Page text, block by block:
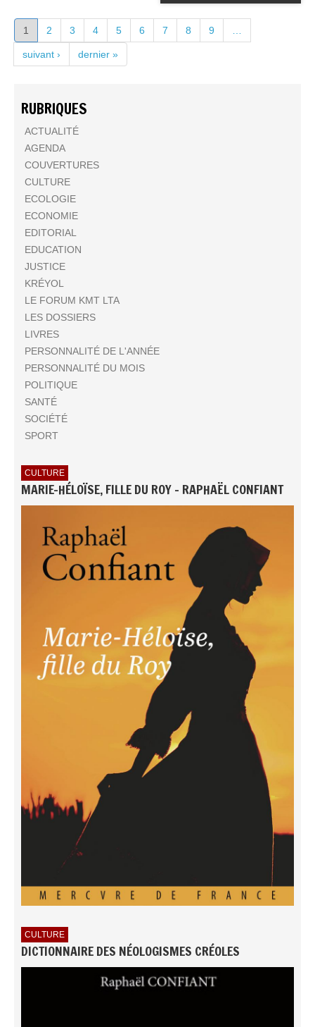
PAGES
1 2 3 4 5 6 7 8 9
suivant › dernier »
RUBRIQUES
ACTUALITÉ
AGENDA
COUVERTURES
CULTURE
ECOLOGIE
ECONOMIE
EDITORIAL
EDUCATION
JUSTICE
KRÉYOL
LE FORUM KMT LTA
LES DOSSIERS
LIVRES
PERSONNALITÉ DE L'ANNÉE
PERSONNALITÉ DU MOIS
POLITIQUE
SANTÉ
SOCIÉTÉ
SPORT
CULTURE
MARIE-HÉLOÏSE, FILLE DU ROY - RAPHAËL CONFIANT
CULTURE
DICTIONNAIRE DES NÉOLOGISMES CRÉOLES